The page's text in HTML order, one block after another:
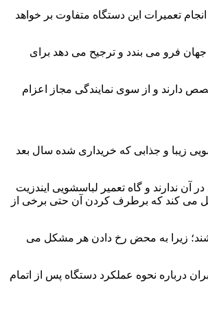
تعمیرات این دستگاه متفاوت بر خواهد
فرو می بندد و ترجیح می دهد برای
دارند و از سوی نمایندگی مجاز اعزام
زیبا و جذابی که خریداری شده سال بعد
ندارند و گاه تعمیر لباسشویی ایندزیت
می کند که برطرف کردن آن حتی برخی از
زیرا به محض رخ دادن هر مشکل می
درباره نحوه عملکرد دستگاه پس از اتمام